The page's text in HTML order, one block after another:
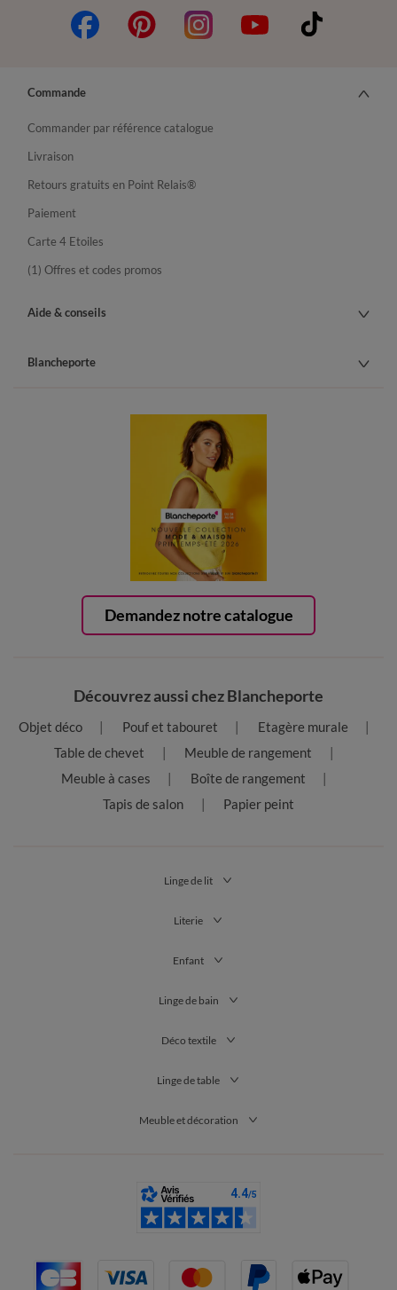
Demandez notre catalogue
Commande
Commander par référence catalogue
Livraison
Retours gratuits en Point Relais®
Paiement
Carte 4 Etoiles
(1) Offres et codes promos
Aide & conseils
Blancheporte
Découvrez aussi chez Blancheporte
Objet déco Pouf et tabouret
Etagère murale
Table de chevet
Meuble de rangement
Meuble à cases
Boîte de rangement
Tapis de salon
Papier peint
Linge de lit
Literie
Enfant
Linge de bain
Déco textile
Linge de table
Meuble et décoration